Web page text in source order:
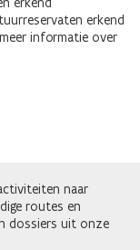
erkend
informatie over
naar
routes en
dossiers uit onze